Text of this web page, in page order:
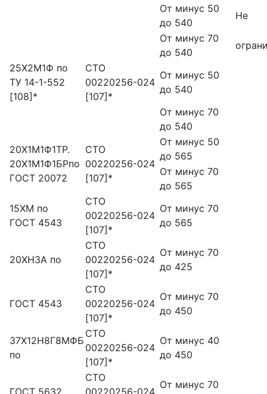
От минус 50
до 540
Не
От минус 70
до 540
25Х2М1Ф по
ТУ 14-1-552
[108]*
СТО
00220256-024
[107]*
От минус 50
до 540
От минус 70
до 540
20Х1М1Ф1ТР.
20Х1М1Ф1БРпо
ГОСТ 20072
СТО
00220256-024
[107]*
От минус 50
до 565
От минус 70
до 565
15ХМ по
ГОСТ 4543
СТО
00220256-024
[107]*
От минус 70
до 565
20ХНЗА по
СТО
00220256-024
[107]*
От минус 70
до 425
ГОСТ 4543
СТО
00220256-024
[107]*
От минус 70
до 450
37Х12Н8Г8МФБ
по
СТО
00220256-024
[107]*
От минус 40
до 450
СТО
От минус 70